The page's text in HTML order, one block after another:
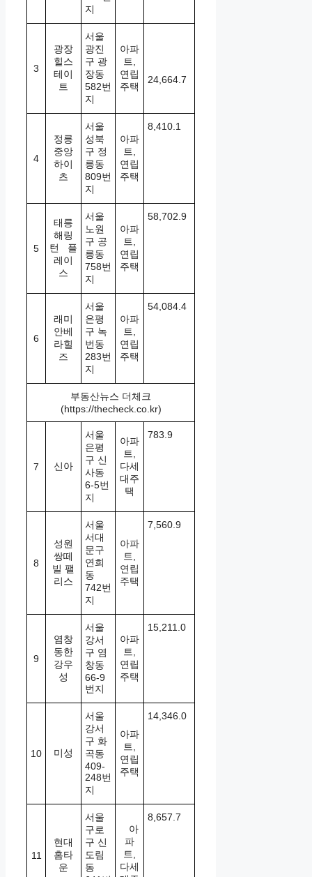
지
3
광장
힐스
테이
트
서울
광진
구 광
장동
582번
지
아파
트,
연립
주택
24,664.7
4
정릉
중앙
하이
츠
서울
성북
구 정
릉동
809번
지
아파
트,
연립
주택
8,410.1
5
태릉
해링
턴 플
레이
스
서울
노원
구 공
릉동
758번
지
아파
트,
연립
주택
58,702.9
6
래미
안베
라힐
즈
서울
은평
구 녹
번동
283번
지
아파
트,
연립
주택
54,084.4
부동산뉴스 더체크
(https://thecheck.co.kr)
7 신아
서울
은평
구 신
사동
6-5번
지
아파
트,
다세
대주
택
783.9
8
성원
쌍떼
빌 팰
리스
서울
서대
문구
연희
동
742번
지
아파
트,
연립
주택
7,560.9
9
염창
동한
강우
성
서울
강서
구 염
창동
66-9
번지
아파
트,
연립
주택
15,211.0
10 미성
서울
강서
구 화
곡동
409-
248번
지
아파
트,
연립
주택
14,346.0
11
현대
홈타
운
서울
구로
구 신
도림
동
아
파
트,
다세
8,657.7